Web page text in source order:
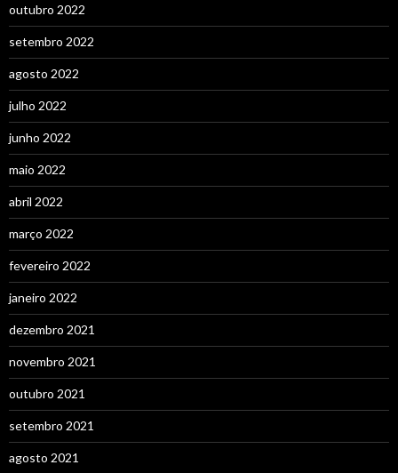
outubro 2022
setembro 2022
agosto 2022
julho 2022
junho 2022
maio 2022
abril 2022
março 2022
fevereiro 2022
janeiro 2022
dezembro 2021
novembro 2021
outubro 2021
setembro 2021
agosto 2021